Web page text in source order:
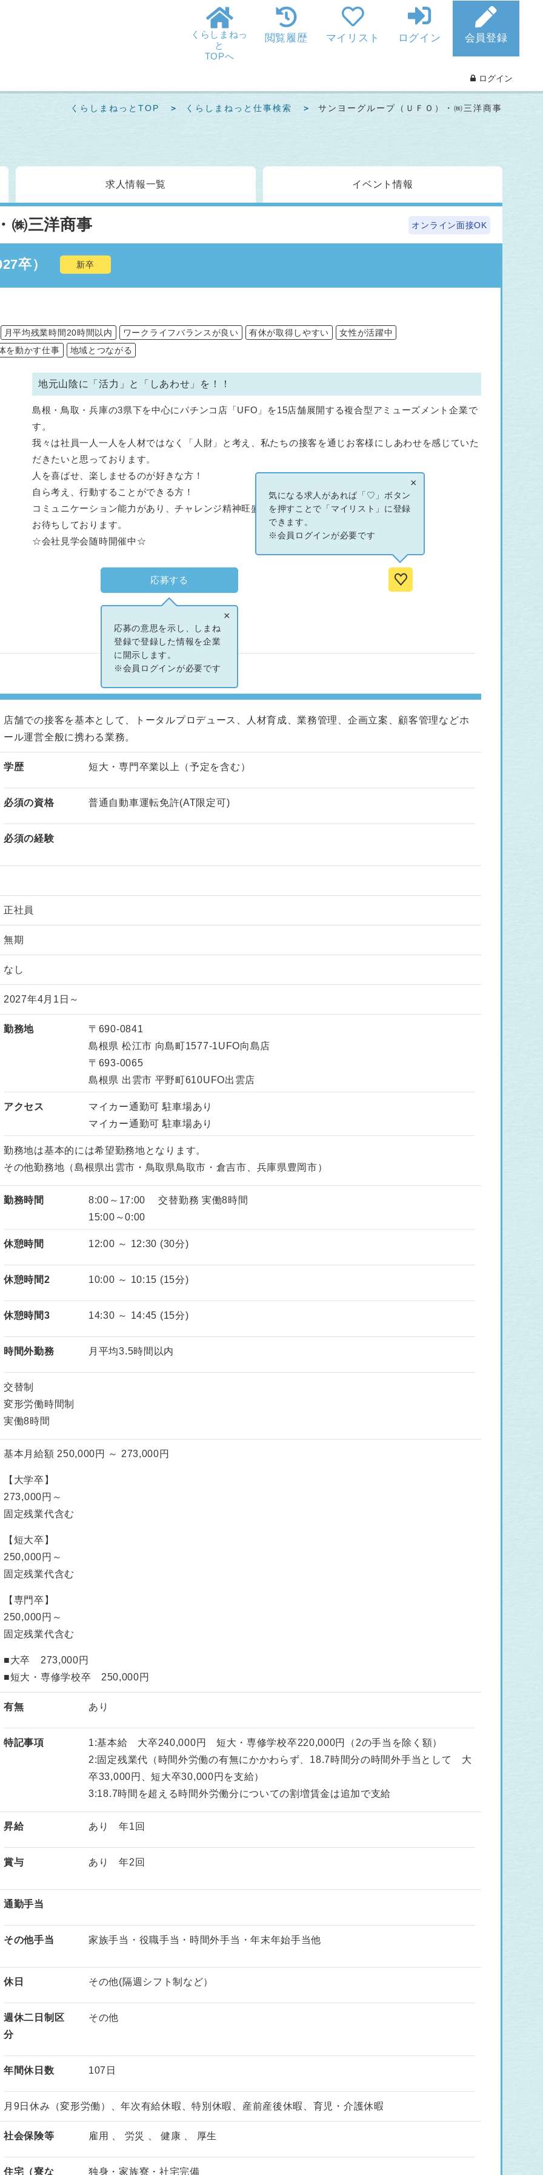
くらしまねっ
と
TOPへ
閲覧履歴 マイリスト ログイン 会員登録
ログイン
くらしまねっとTOP くらしまねっと仕事検索 サンヨーグループ（ＵＦＯ）・㈱三洋商事
求人情報一覧 イベント情報
㈱三洋商事 オンライン面接OK
新卒
卒）
月平均残業時間20時間以内 ワークライフバランスが良い 有休が取得しやすい
女性が活躍中
を動かす仕事
地域とつながる
地元山陰に「活力」と「しあわせ」を！！
島根・鳥取・兵庫の3県下を中心にパチンコ店「UFO」を15店舗展開する複合型アミューズメント企業で
す。
我々は社員一人一人を人材ではなく「人財」と考え、私たちの接客を通じお客様にしあわせを感じていた
だきたいと思っております。
人を喜ばせ、楽しませるのが好きな方！
自ら考え、行動することができる方！
コミュニケーション能力があり、チャレンジ精神旺盛な方！
お待ちしております。
☆会社見学会随時開催中☆
応募する
×
応募の意思を示し、しまね
登録で登録した情報を企業
に開示します。
※会員ログインが必要です
×
気になる求人があれば「♡」ボタン
を押すことで「マイリスト」に登録
できます。
※会員ログインが必要です
店舗での接客を基本として、トータルプロデュース、人材育成、業務管理、企画立案、顧客管理などホ
ール運営全般に携わる業務。
学歴 短大・専門卒業以上（予定を含む）
必須の資格 普通自動車運転免許(AT限定可)
必須の経験
正社員
無期
なし
2027年4月1日～
勤務地
〒690-0841
島根県 松江市 向島町1577-1UFO向島店
〒693-0065
島根県 出雲市 平野町610UFO出雲店
アクセス
マイカー通勤可 駐車場あり
マイカー通勤可 駐車場あり
勤務地は基本的には希望勤務地となります。
その他勤務地（島根県出雲市・鳥取県鳥取市・倉吉市、兵庫県豊岡市）
勤務時間
8:00～17:00 交替勤務 実働8時間
15:00～0:00
休憩時間 12:00 ～ 12:30 (30分)
休憩時間2 10:00 ～ 10:15 (15分)
休憩時間3 14:30 ～ 14:45 (15分)
時間外勤務 月平均3.5時間以内
交替制
変形労働時間制
実働8時間
基本月給額 250,000円 ～ 273,000円
【大学卒】
273,000円～
固定残業代含む
【短大卒】
250,000円～
固定残業代含む
【専門卒】
250,000円～
固定残業代含む
■大卒 273,000円
■短大・専修学校卒 250,000円
有無 あり
特記事項
1:基本給 大卒240,000円 短大・専修学校卒220,000円（2の手当を除く額）
2:固定残業代（時間外労働の有無にかかわらず、18.7時間分の時間外手当として 大
卒33,000円、短大卒30,000円を支給）
3:18.7時間を超える時間外労働分についての割増賃金は追加で支給
昇給 あり 年1回
賞与 あり 年2回
通勤手当
その他手当 家族手当・役職手当・時間外手当・年末年始手当他
休日 その他(隔週シフト制など）
週休二日制区
分
その他
年間休日数 107日
月9日休み（変形労働）、年次有給休暇、特別休暇、産前産後休暇、育児・介護休暇
社会保険等 雇用 、 労災 、 健康 、 厚生
住宅（寮な 独身・家族寮・社宅完備